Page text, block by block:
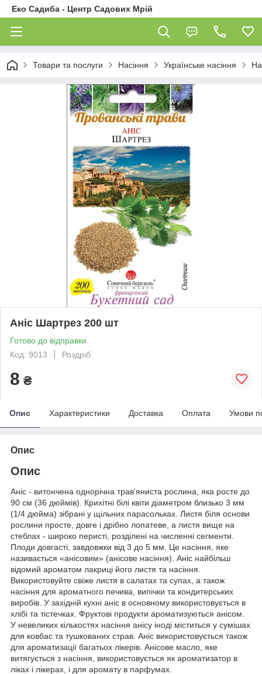
Еко Садиба - Центр Садових Мрій
Товари та послуги Насіння Українське насіння
Аніс Шартрез 200 шт
Готово до відправки
Код: 9013
Роздріб
8 ₴
Опис Характеристики Доставка Оплата Умови
Опис
Опис
Аніс - витончена однорічна трав'яниста рослина, яка росте до
90 см (36 дюймів). Крихітні білі квіти діаметром близько 3 мм
(1/4 дюйма) зібрані у щільних парасольках. Листя біля основи
рослини просте, довге і дрібно лопатеве, а листя вище на
стеблах - широко перисті, розділені на численні сегменти.
Плоди довгасті, завдовжки від 3 до 5 мм. Це насіння, яке
називається «анісовим» (анісове насіння). Аніс найбільш
відомий ароматом лакриці його листя та насіння.
Використовуйте свіже листя в салатах та супах, а також
насіння для ароматного печива, випічки та кондитерських
виробів. У західній кухні аніс в основному використовується в
хлібі та тістечках. Фруктові продукти ароматизуються анісом.
У невеликих кількостях насіння анісу іноді міститься у сумішах
для ковбас та тушкованих страв. Аніс використовується також
для ароматизації багатьох лікерів. Анісове масло, яке
витягується з насіння, використовується як ароматизатор в
ліках і лікерах, і для аромату в парфумах.